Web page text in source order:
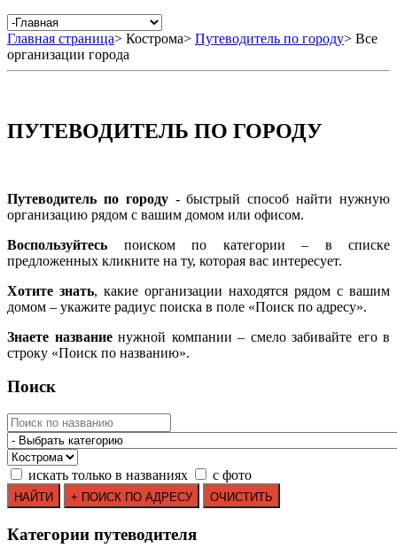
Главная страница> Кострома> Путеводитель по городу> Все
организации города
ПУТЕВОДИТЕЛЬ ПО ГОРОДУ
Путеводитель по городу- быстрый способ найти нужную
организацию рядом с вашим домом или офисом.
Воспользуйтесь поиском по категории – в списке
предложенных кликните на ту, которая вас интересует.
Хотите знать, какие организации находятся рядом с вашим
домом – укажите радиус поиска в поле «Поиск по адресу».
Знаете названиенужной компании – смело забивайте его в
строку «Поиск по названию».
Поиск
искать только в названиях с фото
Категории путеводителя